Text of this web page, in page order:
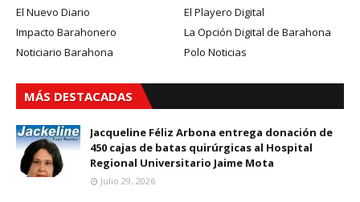
El Nuevo Diario
El Playero Digital
Impacto Barahonero
La Opción Digital de Barahona
Noticiario Barahona
Polo Noticias
MÁS DESTACADAS
Jacqueline Féliz Arbona entrega donación de
450 cajas de batas quirúrgicas al Hospital
Regional Universitario Jaime Mota
Julio 29, 2026